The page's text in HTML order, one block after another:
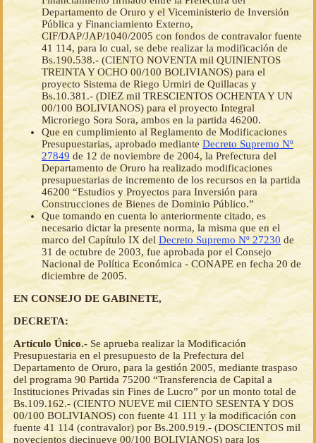
Departamento de Oruro y el Viceministerio de Inversión
Pública y Financiamiento Externo,
CIF/DAP/JAP/1040/2005 con fondos de contravalor fuente
41 114, para lo cual, se debe realizar la modificación de
Bs.190.538.- (CIENTO NOVENTA mil QUINIENTOS
TREINTA Y OCHO 00/100 BOLIVIANOS) para el
proyecto Sistema de Riego Urmiri de Quillacas y
Bs.10.381.- (DIEZ mil TRESCIENTOS OCHENTA Y UN
00/100 BOLIVIANOS) para el proyecto Integral
Microriego Sora Sora, ambos en la partida 46200.
Que en cumplimiento al Reglamento de Modificaciones
Presupuestarias, aprobado mediante Decreto Supremo Nº
27849 de 12 de noviembre de 2004, la Prefectura del
Departamento de Oruro ha realizado modificaciones
presupuestarias de incremento de los recursos en la partida
46200 “Estudios y Proyectos para Inversión para
Construcciones de Bienes de Dominio Público.”
Que tomando en cuenta lo anteriormente citado, es
necesario dictar la presente norma, la misma que en el
marco del Capítulo IX del Decreto Supremo Nº 27230 de
31 de octubre de 2003, fue aprobada por el Consejo
Nacional de Política Económica - CONAPE en fecha 20 de
diciembre de 2005.
EN CONSEJO DE GABINETE,
DECRETA:
Artículo Único.- Se aprueba realizar la Modificación
Presupuestaria en el presupuesto de la Prefectura del
Departamento de Oruro, para la gestión 2005, mediante traspaso
del programa 90 Partida 75200 “Transferencia de Capital a
Instituciones Privadas sin Fines de Lucro” por un monto total de
Bs.109.162.- (CIENTO NUEVE mil CIENTO SESENTA Y DOS
00/100 BOLIVIANOS) con fuente 41 111 y la modificación con
fuente 41 114 (contravalor) por Bs.200.919.- (DOSCIENTOS mil
novecientos diecinueve 00/100 BOLIVIANOS) para los